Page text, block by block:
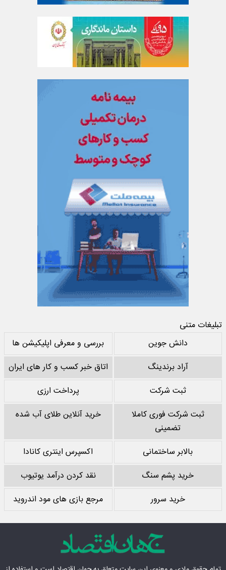
تبلیغات متنی
دانش جوین
بررسی و معرفی اپلیکیشن ها
آراد برندینگ
اتاق خبر کسب و کار های ایران
ثبت شرکت
پرداخت ارزی
ثبت شرکت فوری کاملا
تضمینی
خرید آنلاین طلای آب شده
بالابر ساختمانی
اکسپرس اینتری کانادا
خرید پشم سنگ
نقد کردن درآمد یوتیوب
خرید سرور
مرجع بازی های مود اندروید